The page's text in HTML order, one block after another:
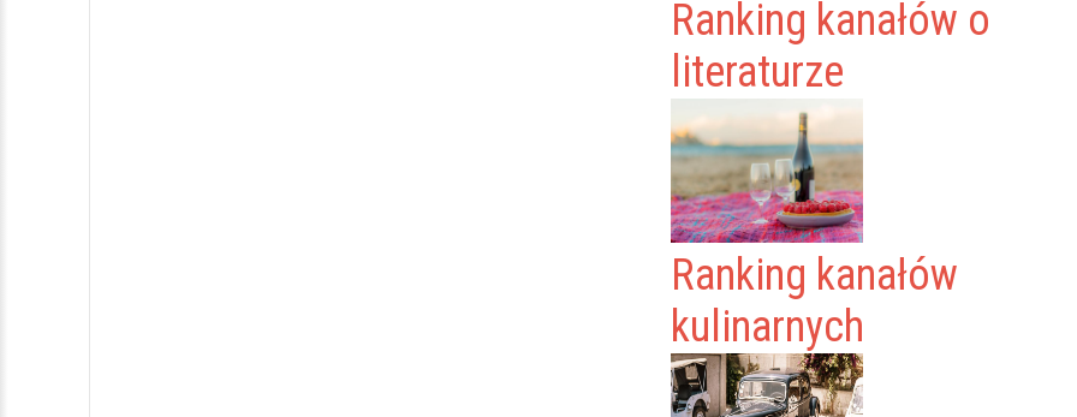
Ranking kanałów o
literaturze
Ranking kanałów
kulinarnych